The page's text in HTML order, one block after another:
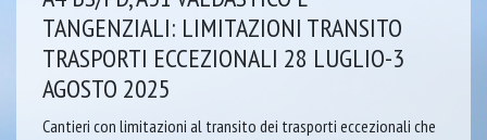
TANGENZIALI: LIMITAZIONI TRANSITO
TRASPORTI ECCEZIONALI 28 LUGLIO-3
AGOSTO 2025
Cantieri con limitazioni al transito dei trasporti eccezionali che